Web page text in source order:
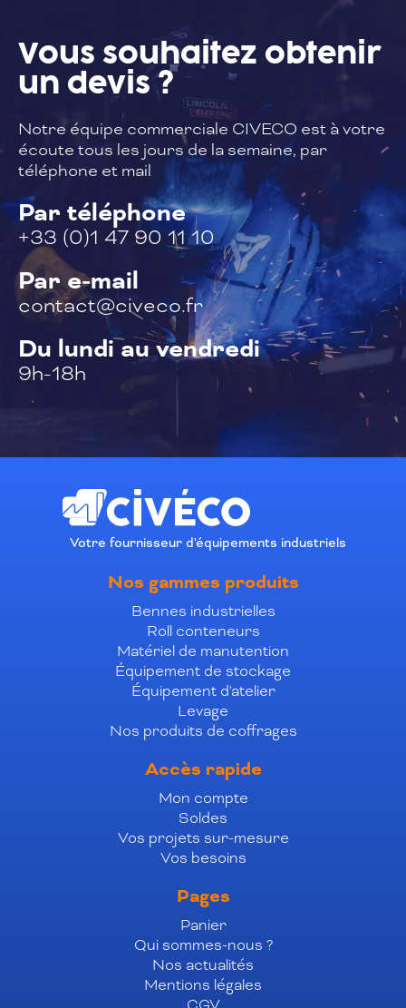
Vous souhaitez obtenir
un devis ?
Notre équipe commerciale CIVECO est àvotre
écoute tous les jours de la semaine, par
téléphone et mail
Par téléphone
+33 (0)1 47 90 11 10
Par e-mail
contact@civeco.fr
Du lundi au vendredi
9h-18h
Votre fournisseur d'équipements industriels
Nos gammes produits
Bennes industrielles
Roll conteneurs
Matériel de manutention
Équipement de stockage
Équipement d'atelier
Levage
Nos produits de coffrages
Accès rapide
Mon compte
Soldes
Vos projets sur-mesure
Vos besoins
Pages
Panier
Qui sommes-nous ?
Nos actualités
Mentions légales